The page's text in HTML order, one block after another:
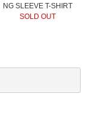
NG SLEEVE T-SHIRT
SOLD OUT